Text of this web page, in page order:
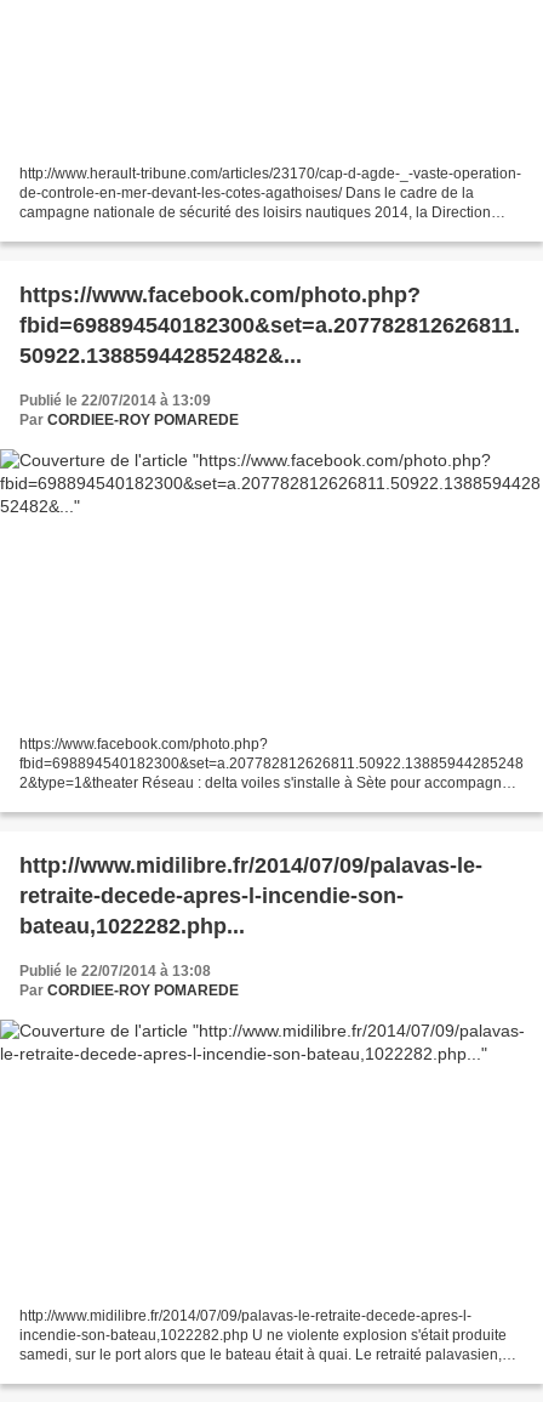
http://www.herault-tribune.com/articles/23170/cap-d-agde-_-vaste-operation-
de-controle-en-mer-devant-les-cotes-agathoises/ Dans le cadre de la
campagne nationale de sécurité des loisirs nautiques 2014, la Direction
https://www.facebook.com/photo.php?
fbid=698894540182300&set=a.207782812626811.
50922.138859442852482&...
Publié le 22/07/2014 à 13:09
Par CORDIEE-ROY POMAREDE
https://www.facebook.com/photo.php?
fbid=698894540182300&set=a.207782812626811.50922.13885944285248
2&type=1&theater Réseau : delta voiles s'installe à Sète pour accompagner
susceptible...
http://www.midilibre.fr/2014/07/09/palavas-le-
retraite-decede-apres-l-incendie-son-
bateau,1022282.php...
Publié le 22/07/2014 à 13:08
Par CORDIEE-ROY POMAREDE
http://www.midilibre.fr/2014/07/09/palavas-le-retraite-decede-apres-l-
incendie-son-bateau,1022282.php U ne violente explosion s'était produite
samedi, sur le port alors que le bateau était à quai. Le retraité palavasien,